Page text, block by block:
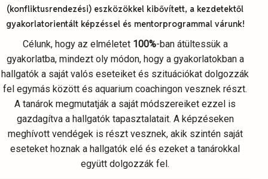
(konfliktusrendezési) eszközökkel kibővített, a kezdetektől
gyakorlatorientált képzéssel és mentorprogrammal várunk!
Célunk, hogy az elméletet 100%-ban átültessük a
gyakorlatba, mindezt oly módon, hogy a gyakorlatokban a
hallgatók a saját valós eseteiket és szituációkat dolgozzák
fel egymás között és aquarium coachingon vesznek részt.
A tanárok megmutatják a saját módszereiket ezzel is
gazdagítva a hallgatók tapasztalatait. A képzéseken
meghívott vendégek is részt vesznek, akik szintén saját
eseteket hoznak a hallgatók elé és ezeket a tanárokkal
együtt dolgozzák fel.